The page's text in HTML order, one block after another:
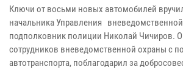
Ключи от восьми новых автомобилей
начальника Управления
подполковник полиции Николай Чичиров.
сотрудников вневедомственной охраны с
автотранспорта, поблагодарил за